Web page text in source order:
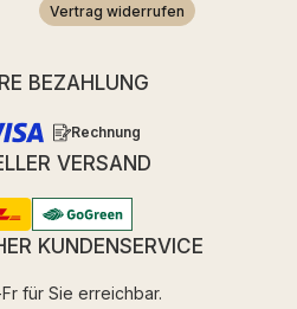
Vertrag widerrufen
BEZAHLUNG
Rechnung
VERSAND
KUNDENSERVICE
für Sie erreichbar.